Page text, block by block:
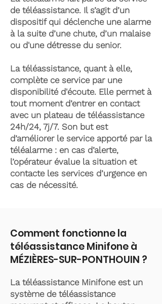
de téléassistance. Il s’agit d’un
dispositif qui déclenche une alarme
à la suite d’une chute, d’un malaise
ou d'une détresse du senior.
La téléassistance, quant à elle,
complète ce service par une
disponibilité d'écoute. Elle permet à
tout moment d’entrer en contact
avec un plateau de téléassistance
24h/24, 7j/7. Son but est
d’améliorer le service apporté par la
téléalarme : en cas d’alerte,
l’opérateur évalue la situation et
contacte les services d’urgence en
cas de nécessité.
Comment fonctionne la
téléassistance Minifone à
MÉZIÈRES-SUR-PONTHOUIN ?
La téléassistance Minifone est un
système de téléassistance